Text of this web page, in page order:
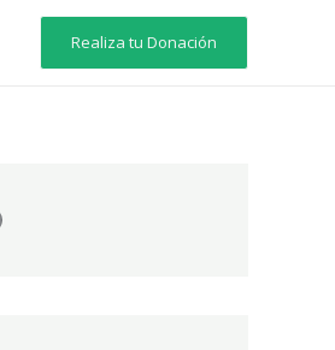
Realiza tu Donación